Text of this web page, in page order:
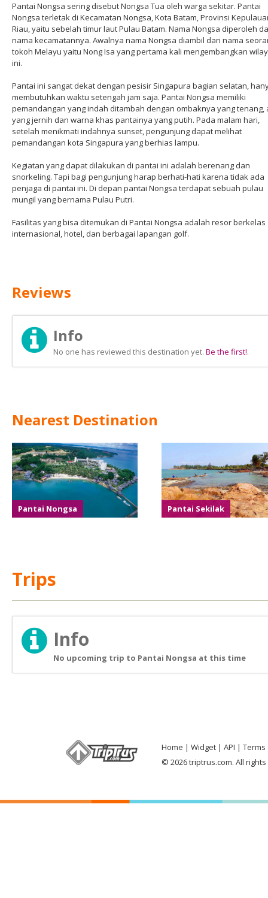
Pantai Nongsa sering disebut Nongsa Tua oleh warga sekitar. Pantai
Nongsa terletak di Kecamatan Nongsa, Kota Batam, Provinsi
Riau, yaitu sebelah timur laut Pulau Batam. Nama Nongsa diperoleh
nama kecamatannya. Awalnya nama Nongsa diambil dari nama
tokoh Melayu yaitu Nong Isa yang pertama kali mengembangkan
ini.
Pantai ini sangat dekat dengan pesisir Singapura bagian selatan,
membutuhkan waktu setengah jam saja. Pantai Nongsa memiliki
pemandangan yang indah ditambah dengan ombaknya yang tenang,
yang jernih dan warna khas pantainya yang putih. Pada malam hari,
setelah menikmati indahnya sunset, pengunjung dapat melihat
pemandangan kota Singapura yang berhias lampu.
Kegiatan yang dapat dilakukan di pantai ini adalah berenang dan
snorkeling. Tapi bagi pengunjung harap berhati-hati karena tidak ada
penjaga di pantai ini. Di depan pantai Nongsa terdapat sebuah pulau
mungil yang bernama Pulau Putri.
Fasilitas yang bisa ditemukan di Pantai Nongsa adalah resor berkelas
internasional, hotel, dan berbagai lapangan golf.
Reviews
Info
No one has reviewed this destination yet. Be the first!.
Nearest Destination
Pantai Nongsa Pantai Sekilak
Trips
Info
No upcoming trip to Pantai Nongsa at this time
Home Widget API
Terms
© 2026 triptrus.com. All